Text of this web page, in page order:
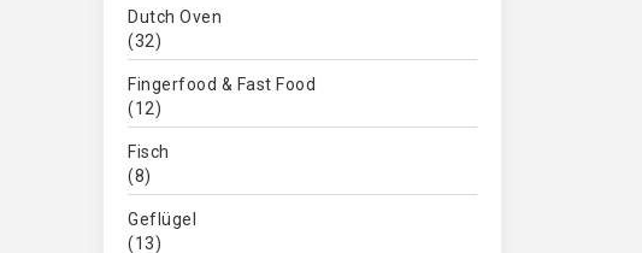
Dutch Oven
(32)
Fingerfood & Fast Food
(12)
Fisch
(8)
Geflügel
(13)